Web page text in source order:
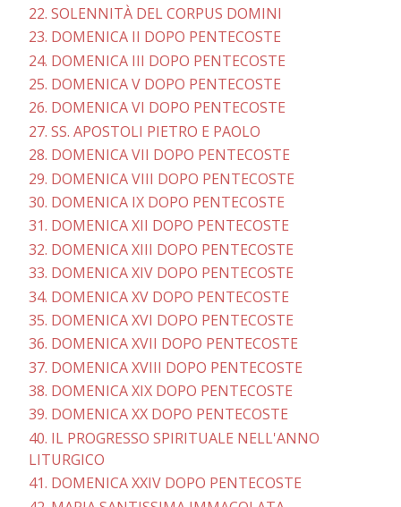
22. SOLENNITÀ DEL CORPUS DOMINI
23. DOMENICA II DOPO PENTECOSTE
24. DOMENICA III DOPO PENTECOSTE
25. DOMENICA V DOPO PENTECOSTE
26. DOMENICA VI DOPO PENTECOSTE
27. SS. APOSTOLI PIETRO E PAOLO
28. DOMENICA VII DOPO PENTECOSTE
29. DOMENICA VIII DOPO PENTECOSTE
30. DOMENICA IX DOPO PENTECOSTE
31. DOMENICA XII DOPO PENTECOSTE
32. DOMENICA XIII DOPO PENTECOSTE
33. DOMENICA XIV DOPO PENTECOSTE
34. DOMENICA XV DOPO PENTECOSTE
35. DOMENICA XVI DOPO PENTECOSTE
36. DOMENICA XVII DOPO PENTECOSTE
37. DOMENICA XVIII DOPO PENTECOSTE
38. DOMENICA XIX DOPO PENTECOSTE
39. DOMENICA XX DOPO PENTECOSTE
40. IL PROGRESSO SPIRITUALE NELL'ANNO
LITURGICO
41. DOMENICA XXIV DOPO PENTECOSTE